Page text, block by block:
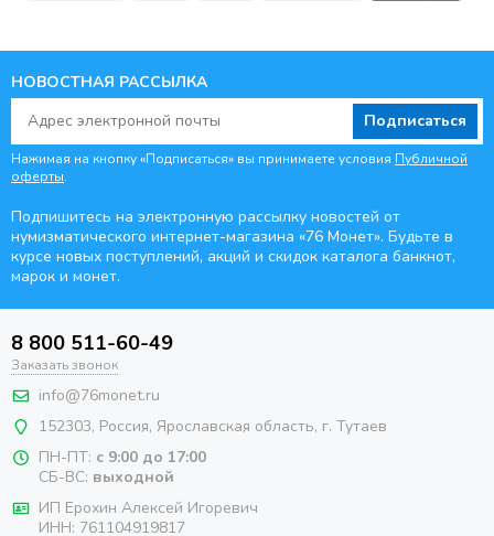
НОВОСТНАЯ РАССЫЛКА
Подписаться
Нажимая на кнопку «Подписаться» вы принимаете условия Публичной
оферты.
Подпишитесь на электронную рассылку новостей от
нумизматического интернет-магазина «76 Монет». Будьте в
курсе новых поступлений, акций и скидок каталога банкнот,
марок и монет.
8 800 511-60-49
Заказать звонок
info@76monet.ru
152303, Россия, Ярославская область, г. Тутаев
ПН-ПТ: с 9:00 до 17:00
СБ-ВС: выходной
ИП Ерохин Алексей Игоревич
ИНН: 761104919817